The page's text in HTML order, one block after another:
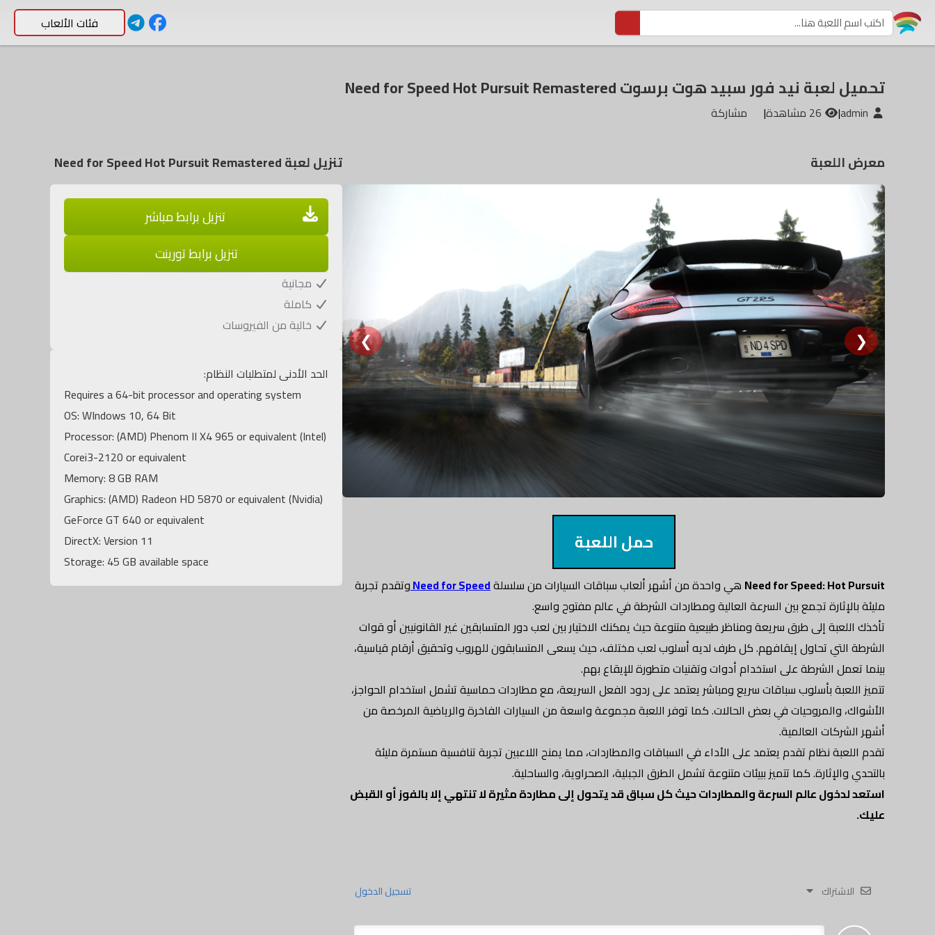
فئات الألعاب
تحميل لعبة نيد فور سبيد هوت برسوت Need for Speed Hot Pursuit Remastered
|
| مشاركة
تنزيل لعبة Need for Speed Hot Pursuit Remastered معرض اللعبة
تنزيل برابط مباشر
تنزيل برابط تورينت
مجانية
كاملة
خالية من الفيروسات
الحد الأدنى لمتطلبات النظام:
Requires a 64-bit processor and operating system
OS: WIndows 10, 64 Bit
Processor: (AMD) Phenom II X4 965 or equivalent (Intel)
Corei3-2120 or equivalent
Memory: 8 GB RAM
Graphics: (AMD) Radeon HD 5870 or equivalent (Nvidia)
GeForce GT 640 or equivalent
DirectX: Version 11
Storage: 45 GB available space
❮ ❯
حمل اللعبة
Need for Speed: Hot Pursuit هي واحدة من أشهر ألعاب سباقات السيارات من سلسلةNeed for Speedوتقدم تجربة
مليئة بالإثارة تجمع بين السرعة العالية ومطاردات الشرطة في عالم مفتوح واسع.
تأخذك اللعبة إلى طرق سريعة ومناظر طبيعية متنوعة حيث يمكنك الاختيار بين لعب دور المتسابقين غير القانونيين أو قوات
الشرطة التي تحاول إيقافهم. كل طرف لديه أسلوب لعب مختلف، حيث يسعى المتسابقون للهروب وتحقيق أرقام قياسية،
بينما تعمل الشرطة على استخدام أدوات وتقنيات متطورة للإيقاع بهم.
تتميز اللعبة بأسلوب سباقات سريع ومباشر يعتمد على ردود الفعل السريعة، مع مطاردات حماسية تشمل استخدام الحواجز،
الأشواك، والمروحيات في بعض الحالات. كما توفر اللعبة مجموعة واسعة من السيارات الفاخرة والرياضية المرخصة من
أشهر الشركات العالمية.
تقدم اللعبة نظام تقدم يعتمد على الأداء في السباقات والمطاردات، مما يمنح اللاعبين تجربة تنافسية مستمرة مليئة
بالتحدي والإثارة. كما تتميز ببيئات متنوعة تشمل الطرق الجبلية، الصحراوية، والساحلية.
استعد لدخول عالم السرعة والمطاردات حيث كل سباق قد يتحول إلى مطاردة مثيرة لا تنتهي إلا بالفوز أو القبض
عليك.
الاشتراك تسجيل الدخول